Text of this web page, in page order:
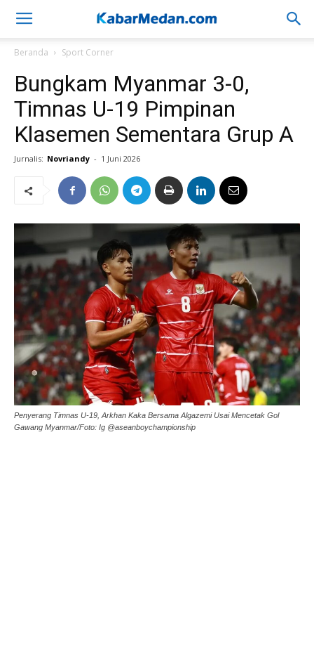
Beranda Sport Corner
Bungkam Myanmar 3-0,
Timnas U-19 Pimpinan
Klasemen Sementara Grup A
Jurnalis: Novriandy - 1 Juni 2026
Penyerang Timnas U-19, Arkhan Kaka Bersama Algazemi Usai Mencetak Gol
Gawang Myanmar/Foto: Ig @aseanboychampionship